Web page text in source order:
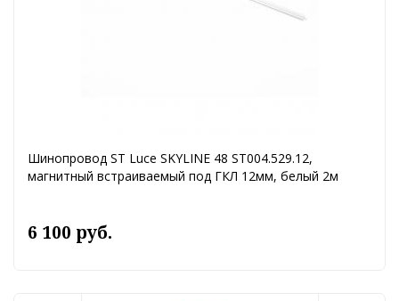
Шинопровод ST Luce SKYLINE 48 ST004.529.12,
магнитный встраиваемый под ГКЛ 12мм, белый 2м
6 100 руб.